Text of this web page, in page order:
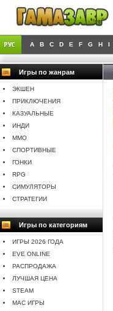
A B C D E F G H I
Игры по жанрам
ЭКШЕН
ПРИКЛЮЧЕНИЯ
КАЗУАЛЬНЫЕ
ИНДИ
MMO
СПОРТИВНЫЕ
ГОНКИ
RPG
СИМУЛЯТОРЫ
СТРАТЕГИИ
Игры по категориям
ИГРЫ 2026 ГОДА
EVE ONLINE
РАСПРОДАЖА
ЛУЧШАЯ ЦЕНА
STEAM
MAC ИГРЫ